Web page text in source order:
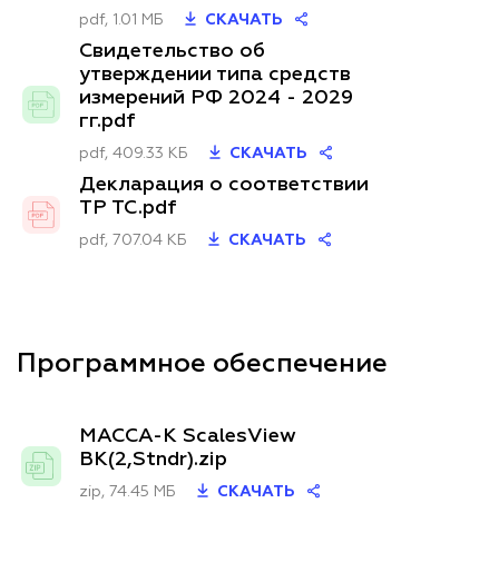
pdf, 1.01 МБ СКАЧАТЬ
Свидетельство об
утверждении типа средств
измерений РФ 2024 - 2029
гг.pdf
pdf, 409.33 КБ СКАЧАТЬ
Декларация о соответствии
ТР ТС.pdf
pdf, 707.04 КБ СКАЧАТЬ
Программное обеспечение
МАССА-К ScalesView
ВК(2,Stndr).zip
zip, 74.45 МБ СКАЧАТЬ